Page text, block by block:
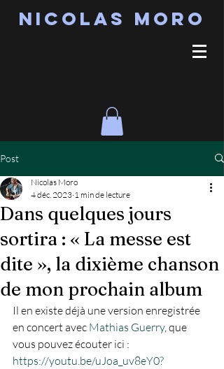
Nicolas MORO
Post
Dans quelques jours
sortira : « La messe est
dite », la dixième chanson
de mon prochain album
Nicolas Moro
4 déc. 2023 1 min de lecture
Il en existe déjà une version enregistrée
en concert avec Mathias Guerry, que
vous pouvez écouter ici :
https://youtu.be/uJoa_uv8eY0?